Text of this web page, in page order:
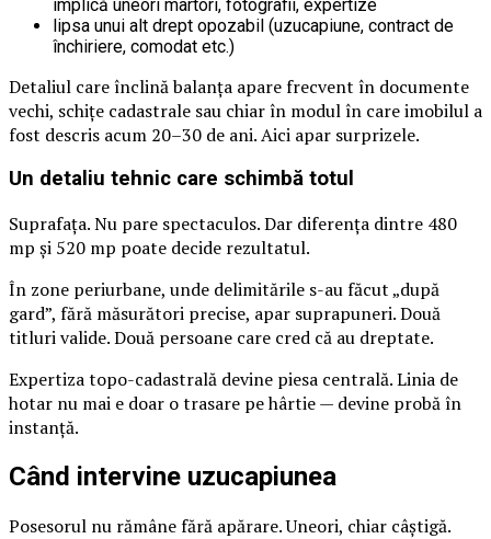
implică uneori martori, fotografii, expertize
lipsa unui alt drept opozabil (uzucapiune, contract de
închiriere, comodat etc.)
Detaliul care înclină balanța apare frecvent în documente
vechi, schițe cadastrale sau chiar în modul în care imobilul a
fost descris acum 20–30 de ani. Aici apar surprizele.
Un detaliu tehnic care schimbă totul
Suprafața. Nu pare spectaculos. Dar diferența dintre 480
mp și 520 mp poate decide rezultatul.
În zone periurbane, unde delimitările s-au făcut „după
gard”, fără măsurători precise, apar suprapuneri. Două
titluri valide. Două persoane care cred că au dreptate.
Expertiza topo-cadastrală devine piesa centrală. Linia de
hotar nu mai e doar o trasare pe hârtie — devine probă în
instanță.
Când intervine uzucapiunea
Posesorul nu rămâne fără apărare. Uneori, chiar câștigă.